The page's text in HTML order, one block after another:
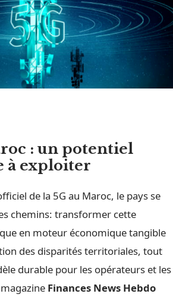
: un potentiel
à exploiter
de la 5G au Maroc, le pays se
chemins: transformer cette
en moteur économique tangible
des disparités territoriales, tout
durable pour les opérateurs et les
Finances News Hebdo